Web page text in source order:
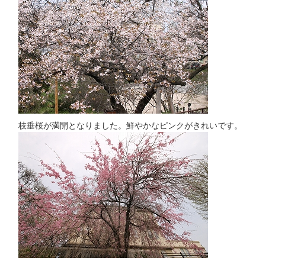
枝垂桜が満開となりました。鮮やかなピンクがきれいです。